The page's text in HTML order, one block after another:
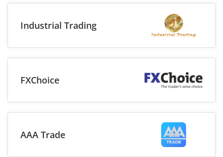
Industrial Trading
FXChoice
AAA Trade